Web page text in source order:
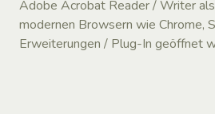
Adobe Acrobat Reader / Writer
modernen Browsern wie Chrome,
Erweiterungen / Plug-In geöffnet